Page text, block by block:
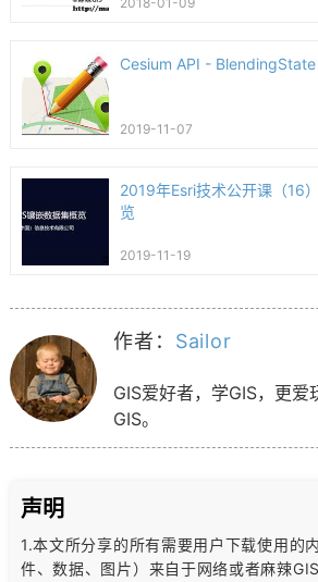
Cesium API - BlendingState
2019-11-07
2019年Esri技术公开课（16
览
2019-11-19
作者： Sailor
GIS爱好者，学GIS，更爱
GIS。
声明
1.本文所分享的所有需要用户下载使用的
件、数据、图片） 来自于网络或者麻辣